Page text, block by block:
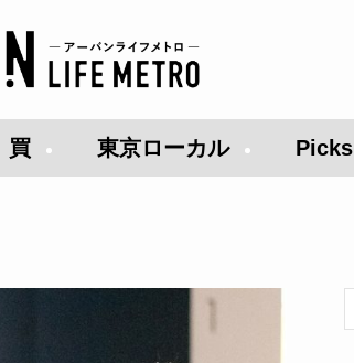
買 東京ローカル Picks